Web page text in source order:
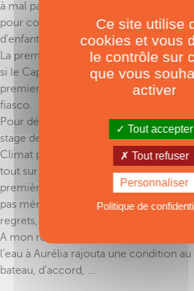
à mal par le mariage (et surtout le
pour couronner le tout, nous n’avions
d’enfants… Mais qu’importe, le cap était
La première étape consista à tester
si le Capitaine autoproclamé avait le
premiers clapots, le rêve allait vite se
fiasco.
Pour découvrir ce qu’il en était, je
stage de voile de deux semaines en
Climat polaire, houle peu amène et
tout sur un petit monocoque de 36
première expérience de marin. Bien
pas ménagé, j’ai adoré ! Pas de mal de
regrets, et surtout, projet validé !
A mon retour en Alsace, le récit de
l’eau à Aurélia rajouta une condition
bateau, d’accord, ...
Ce site utilise
cookies et vous
le contrôle sur
que vous
activer
Tout accepter
Tout refuser
Personnaliser
Politique de